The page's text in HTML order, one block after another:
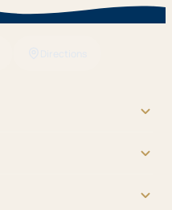
06:30 – 22:30